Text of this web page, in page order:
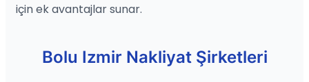
için ek avantajlar sunar.
Bolu Izmir Nakliyat Şirketleri